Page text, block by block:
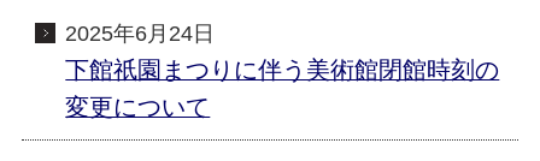
2025年6月24日
下館祇園まつりに伴う美術館閉館時刻の
変更について